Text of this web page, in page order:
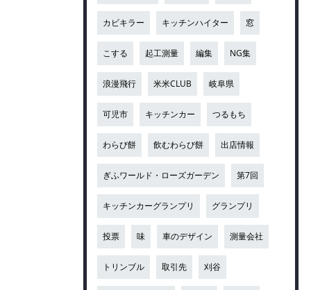
カビキラー キッチンハイター 窓
こする 起工測量 編集 NG集
浪漫飛行 米米CLUB 岐阜県
可児市 キッチンカー つるもち
わらび餅 飲むわらび餅 出店情報
ぎふワールド・ローズガーデン 第7回
キッチンカーグランプリ グランプリ
投票 味 車のデザイン 測量会社
トリンブル 取引先 刈谷